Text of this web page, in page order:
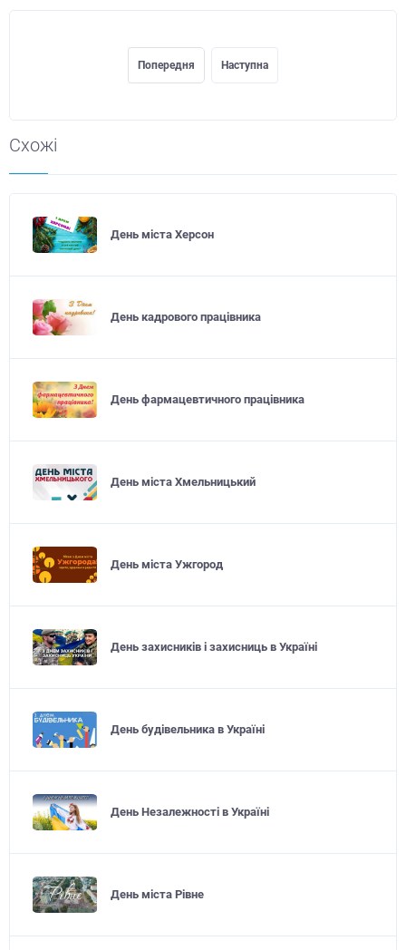
Попередня Наступна
Схожі
День міста Херсон
День кадрового працівника
День фармацевтичного працівника
День міста Хмельницький
День міста Ужгород
День захисників і захисниць в Україні
День будівельника в Україні
День Незалежності в Україні
День міста Рівне